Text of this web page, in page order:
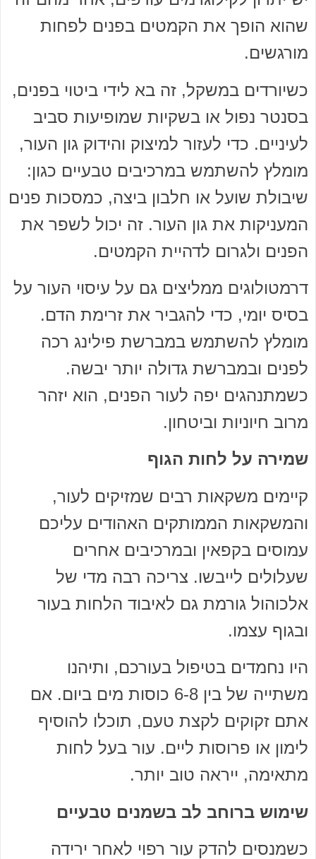
שהוא הופך את הקמטים בפנים לפחות
מורגשים.
כשיורדים במשקל, זה בא לידי ביטוי בפנים,
בסנטר נפול או בשקיות שמופיעות סביב
לעיניים. כדי לעזור למיצוק והידוק גון העור,
מומלץ להשתמש במרכיבים טבעיים כגון:
שיבולת שועל או חלבון ביצה, כמסכות פנים
המעניקות את גון העור. זה יכול לשפר את
הפנים ולגרום לדהיית הקמטים.
דרמטולוגים ממליצים גם על עיסוי העור על
בסיס יומי, כדי להגביר את זרימת הדם.
מומלץ להשתמש במברשת פילינג רכה
לפנים ובמברשת גדולה יותר יבשה.
כשמתנהגים יפה לעור הפנים, הוא יזהר
מרוב חיוניות וביטחון.
שמירה על לחות הגוף
קיימים משקאות רבים שמזיקים לעור,
והמשקאות הממותקים האהודים עליכם
עמוסים בקפאין ובמרכיבים אחרים
שעלולים לייבשו. צריכה רבה מדי של
אלכוהול גורמת גם לאיבוד הלחות בעור
ובגוף עצמו.
היו נחמדים בטיפול בעורכם, ותיהנו
משתייה של בין 6-8 כוסות מים ביום. אם
אתם זקוקים לקצת טעם, תוכלו להוסיף
לימון או פרוסות ליים. עור בעל לחות
מתאימה, ייראה טוב יותר.
שימוש ברוחב לב בשמנים טבעיים
כשמנסים להדק עור רפוי לאחר ירידה